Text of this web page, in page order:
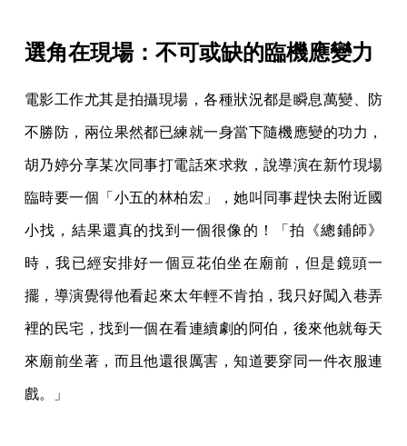
選角在現場：不可或缺的臨機應變力
電影工作尤其是拍攝現場，各種狀況都是瞬息萬變、防
不勝防，兩位果然都已練就一身當下隨機應變的功力，
胡乃婷分享某次同事打電話來求救，說導演在新竹現場
臨時要一個「小五的林柏宏」，她叫同事趕快去附近國
小找，結果還真的找到一個很像的！「拍《總鋪師》
時，我已經安排好一個豆花伯坐在廟前，但是鏡頭一
擺，導演覺得他看起來太年輕不肯拍，我只好闖入巷弄
裡的民宅，找到一個在看連續劇的阿伯，後來他就每天
來廟前坐著，而且他還很厲害，知道要穿同一件衣服連
戲。」